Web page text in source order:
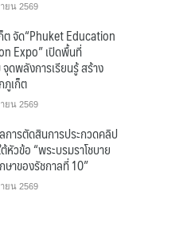
ยน 2569
ต จัด“Phuket Education
Expo” เปิดพื้นที่
ดพลังการเรียนรู้ สร้าง
ภูเก็ต
ยน 2569
การตัดสินการประกวดคลิป
หัวข้อ “พระบรมราโชบาย
ษาของรัชกาลที่ 10”
ยน 2569